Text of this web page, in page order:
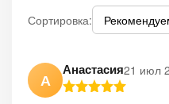
Сортировка:
А
Анастасия21 июл